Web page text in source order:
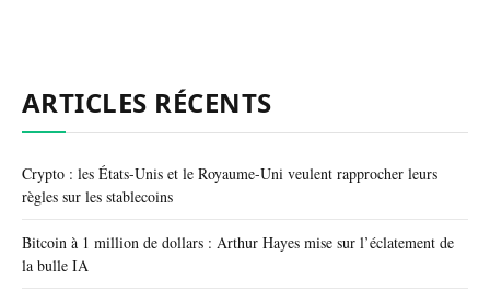
ARTICLES RÉCENTS
Crypto : les États-Unis et le Royaume-Uni veulent rapprocher leurs
règles sur les stablecoins
Bitcoin à 1 million de dollars : Arthur Hayes mise sur l’éclatement de
la bulle IA